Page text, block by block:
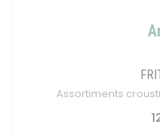
Assortiments